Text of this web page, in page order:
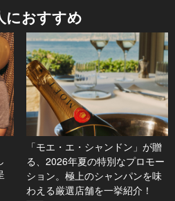
におすすめ
「モエ・エ・シャンドン」が贈
る、2026年夏の特別なプロモー
ション。極上のシャンパンを味
わえる厳選店舗を一挙紹介！